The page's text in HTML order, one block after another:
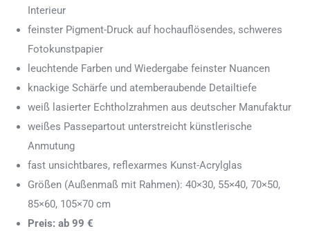
Interieur
feinster Pigment-Druck auf hochauflösendes, schweres
Fotokunstpapier
leuchtende Farben und Wiedergabe feinster Nuancen
knackige Schärfe und atemberaubende Detailtiefe
weiß lasierter Echtholzrahmen aus deutscher Manufaktur
weißes Passepartout unterstreicht künstlerische
Anmutung
fast unsichtbares, reflexarmes Kunst-Acrylglas
Größen (Außenmaß mit Rahmen): 40×30, 55×40, 70×50,
85×60, 105×70 cm
Preis: ab 99 €